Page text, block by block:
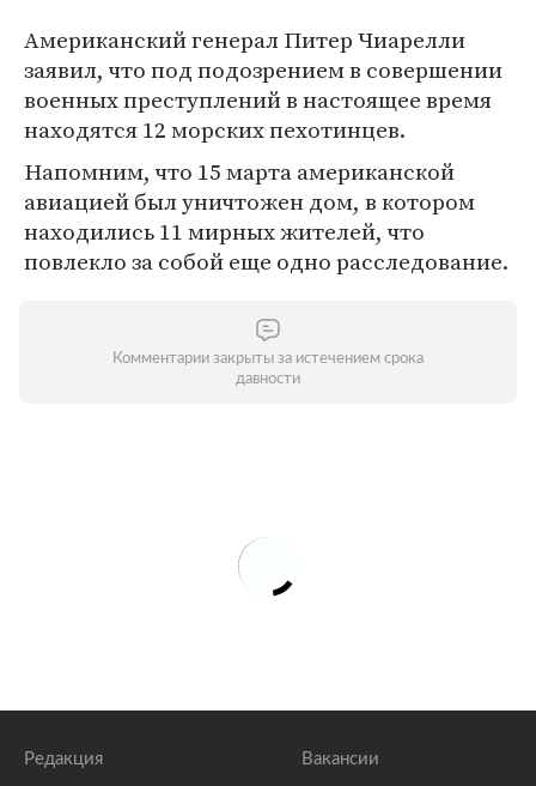
Американский генерал Питер Чиарелли
заявил, что под подозрением в совершении
военных преступлений в настоящее время
находятся 12 морских пехотинцев.
Напомним, что 15 марта американской
авиацией был уничтожен дом, в котором
находились 11 мирных жителей, что
повлекло за собой еще одно расследование.
Комментарии закрыты за истечением срока
давности
Редакция Вакансии